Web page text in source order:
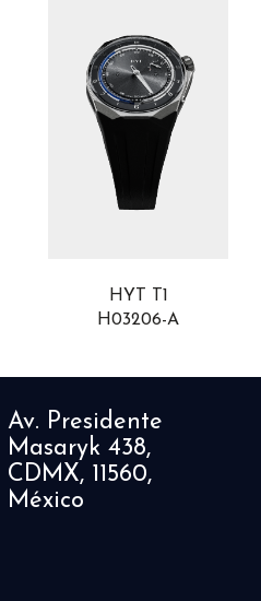
HYT T1
H03206-A
Av. Presidente
Masaryk 438,
CDMX, 11560,
México